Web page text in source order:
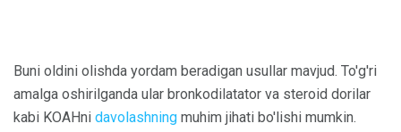
Buni oldini olishda yordam beradigan usullar mavjud. To'g'ri
amalga oshirilganda ular bronkodilatator va steroid dorilar
kabi KOAHni davolashning muhim jihati bo'lishi mumkin.